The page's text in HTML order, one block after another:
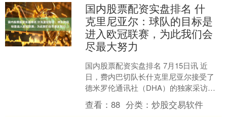
国内股票配资实盘排名 什
克里尼亚尔：球队的目标是
进入欧冠联赛，为此我们会
尽最大努力
国内股票配资实盘排名 7月15日讯 近
日，费内巴切队长什克里尼亚尔接受了
德米罗伦通讯社（DHA）的独家采访，
他谈到了自己在伊斯坦布尔的生活、球
队季前备战以及新赛....
查看：88 分类：炒股交易软件